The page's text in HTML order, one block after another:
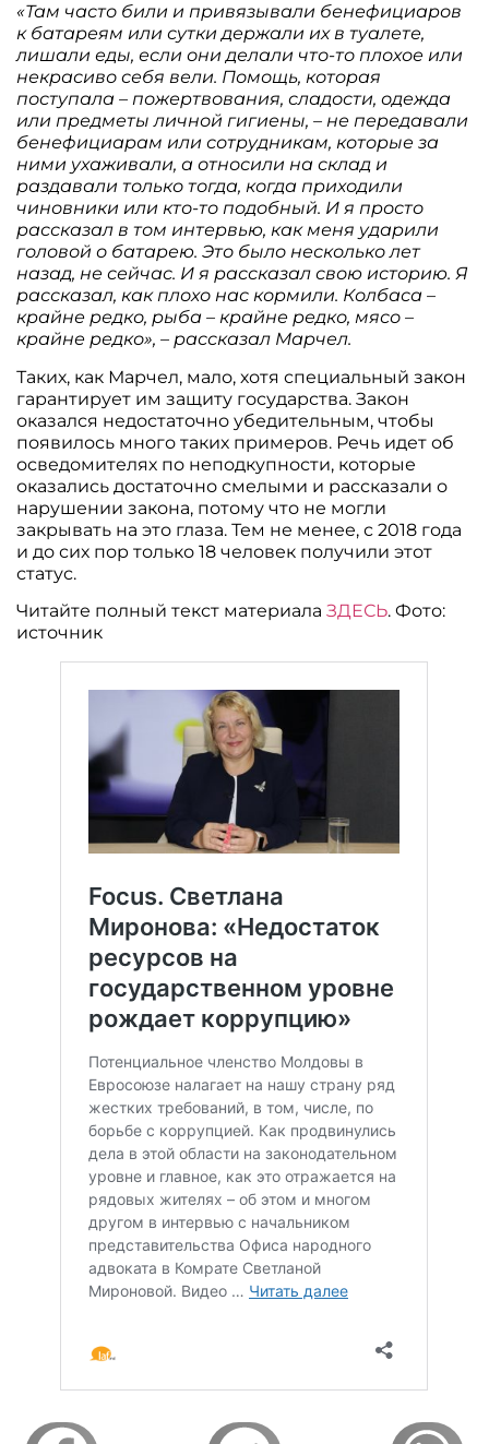
«Там часто били и привязывали бенефициаров
к батареям или сутки держали их в туалете,
лишали еды, если они делали что-то плохое или
некрасиво себя вели. Помощь, которая
поступала – пожертвования, сладости, одежда
или предметы личной гигиены, – не передавали
бенефициарам или сотрудникам, которые за
ними ухаживали, а относили на склад и
раздавали только тогда, когда приходили
чиновники или кто-то подобный. И я просто
рассказал в том интервью, как меня ударили
головой о батарею. Это было несколько лет
назад, не сейчас. И я рассказал свою историю. Я
рассказал, как плохо нас кормили. Колбаса –
крайне редко, рыба – крайне редко, мясо –
крайне редко», – рассказал Марчел.
Таких, как Марчел, мало, хотя специальный закон
гарантирует им защиту государства. Закон
оказался недостаточно убедительным, чтобы
появилось много таких примеров. Речь идет об
осведомителях по неподкупности, которые
оказались достаточно смелыми и рассказали о
нарушении закона, потому что не могли
закрывать на это глаза. Тем не менее, с 2018 года
и до сих пор только 18 человек получили этот
статус.
Читайте полный текст материалаЗДЕСЬ. Фото:
источник